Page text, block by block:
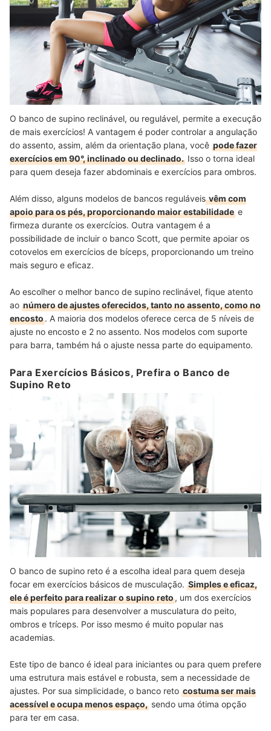
O banco de supino reclinável, ou regulável, permite a execução
de mais exercícios! A vantagem é poder controlar a angulação
do assento, assim, além da orientação plana, você pode fazer
exercícios em 90°, inclinado ou declinado. Isso o torna ideal
para quem deseja fazer abdominais e exercícios para ombros.
Além disso, alguns modelos de bancos reguláveisvêm com
apoio para os pés, proporcionando maior estabilidade e
firmeza durante os exercícios. Outra vantagem é a
possibilidade de incluir o banco Scott, que permite apoiar os
cotovelos em exercícios de bíceps, proporcionando um treino
mais seguro e eficaz.
Ao escolher o melhor banco de supino reclinável, fique atento
ao número de ajustes oferecidos, tanto no assento, como no
encosto. A maioria dos modelos oferece cerca de 5 níveis de
ajuste no encosto e 2 no assento. Nos modelos com suporte
para barra, também há o ajuste nessa parte do equipamento.
Para Exercícios Básicos, Prefira o Banco de
Supino Reto
O banco de supino reto é a escolha ideal para quem deseja
focar em exercícios básicos de musculação. Simples e eficaz,
ele é perfeito para realizar o supino reto, um dos exercícios
mais populares para desenvolver a musculatura do peito,
ombros e tríceps. Por isso mesmo é muito popular nas
academias.
Este tipo de banco é ideal para iniciantes ou para quem prefere
uma estrutura mais estável e robusta, sem a necessidade de
ajustes. Por sua simplicidade, o banco reto costuma ser mais
acessível e ocupa menos espaço, sendo uma ótima opção
para ter em casa.